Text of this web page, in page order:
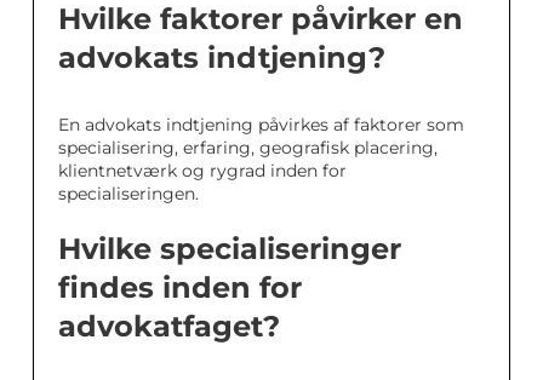
Hvilke faktorer påvirker en
advokats indtjening?
En advokats indtjening påvirkes af faktorer som
specialisering, erfaring, geografisk placering,
klientnetværk og rygrad inden for
specialiseringen.
Hvilke specialiseringer
findes inden for
advokatfaget?